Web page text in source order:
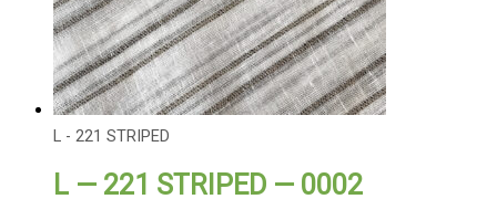
L - 221 STRIPED
L — 221 STRIPED — 0002